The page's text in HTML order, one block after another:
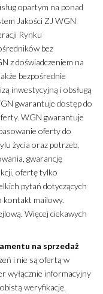
opartym na ponad
Jakości ZJ WGN
Rynku
bez
z doświadczeniem na
bezpośrednie
inwestycyjną i obsługą
gwarantuje dostęp do
WGN gwarantuje
oferty do
życia oraz potrzeb,
gwarancję
ofertę tylko
pytań dotyczących
kontakt mailowy.
Więcej ciekawych
na sprzedaż
i nie są ofertą w
wyłącznie informacyjny
weryfikację.